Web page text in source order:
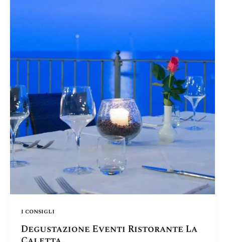
i consigli
Degustazione Eventi Ristorante La